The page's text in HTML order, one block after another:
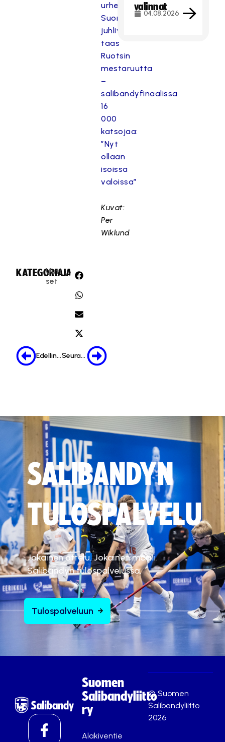
urheilu:
Suomalaistähdet
juhlivat
taas
Ruotsin
mestaruutta
–
salibandyfinaalissa
16
000
katsojaa:
”Nyt
ollaan
isoissa
valoissa”
Kuvat:
Per
Wiklund
KATEGORIA:
Uuti
set
JAA:
Edellinen Seuraava
valinnat
04.08.2026
SALIBANDYN
TULOSPALVELU
Jokainen ottelu. Jokainen maali.
Salibandyn tulospalvelussa.
Tulospalveluun
Suomen
Salibandyliitto
ry
Alakiventie
© Suomen
Salibandyliitto
2026